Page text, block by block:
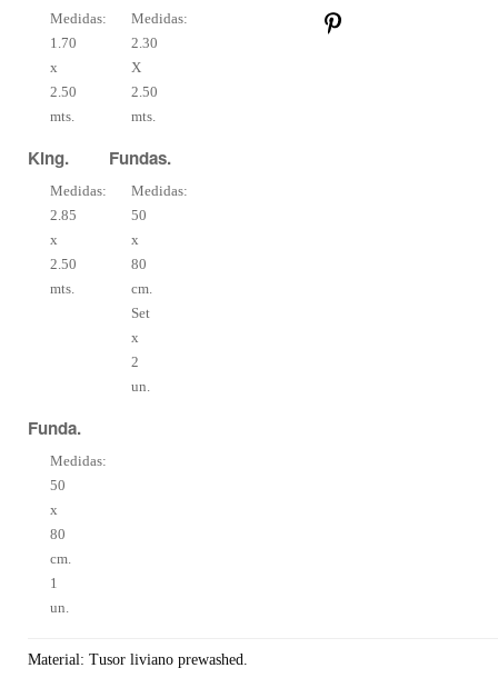
Medidas:
1.70
x
2.50
mts.
Medidas:
2.30
X
2.50
mts.
King.
Medidas:
2.85
x
2.50
mts.
Fundas.
Medidas:
50
x
80
cm.
Set
x
2
un.
Funda.
Medidas:
50
x
80
cm.
1
un.
Material: Tusor liviano prewashed.